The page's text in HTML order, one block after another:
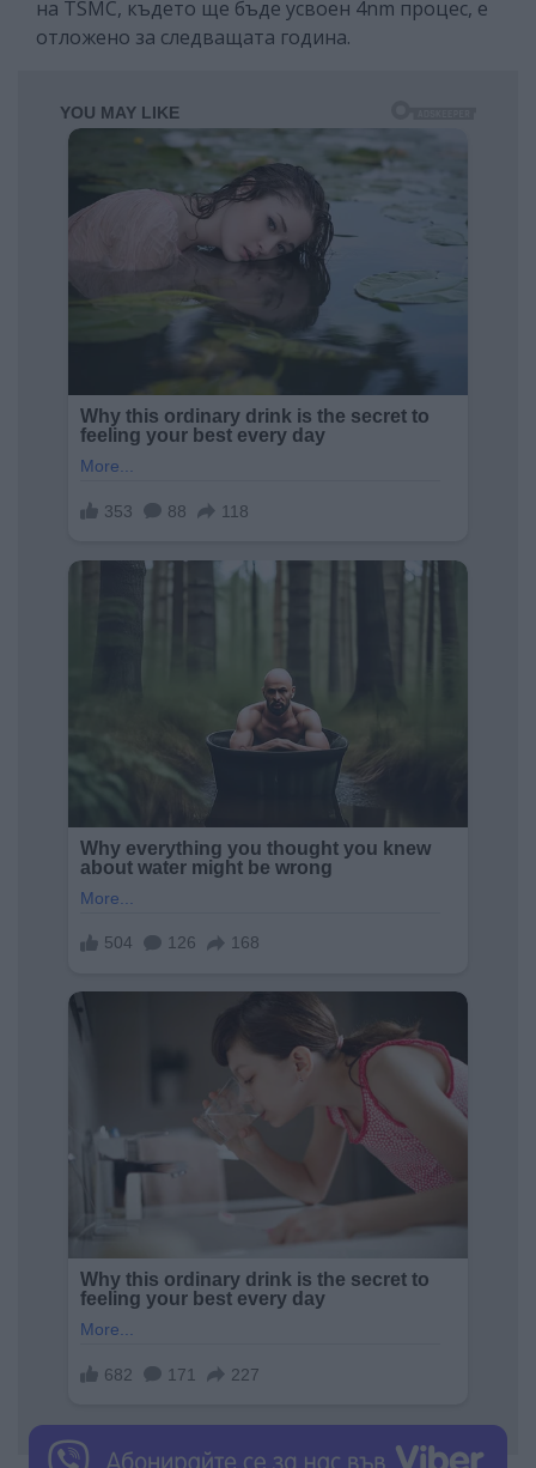
на TSMC, където ще бъде усвоен 4nm процес, е
отложено за следващата година.